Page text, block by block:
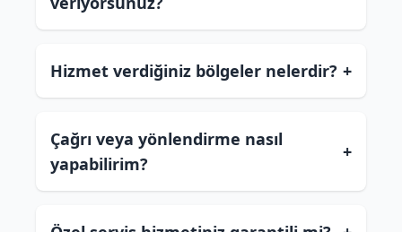
Hizmet verdiğiniz bölgeler nelerdir? +
Çağrı veya yönlendirme nasıl
yapabilirim?
+